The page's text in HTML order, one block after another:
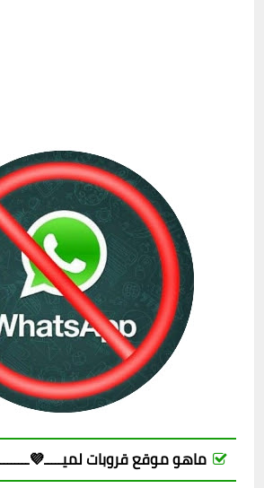
ماهو موقع قروبات